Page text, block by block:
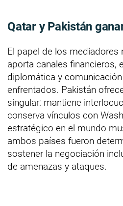
Qatar y Pakistán
El papel de los mediadores
aporta canales financieros,
diplomática y
enfrentados. Pakistán
singular: mantiene
conserva vínculos con
estratégico en el mundo
ambos países fueron
sostener la negociación
de amenazas y ataques.